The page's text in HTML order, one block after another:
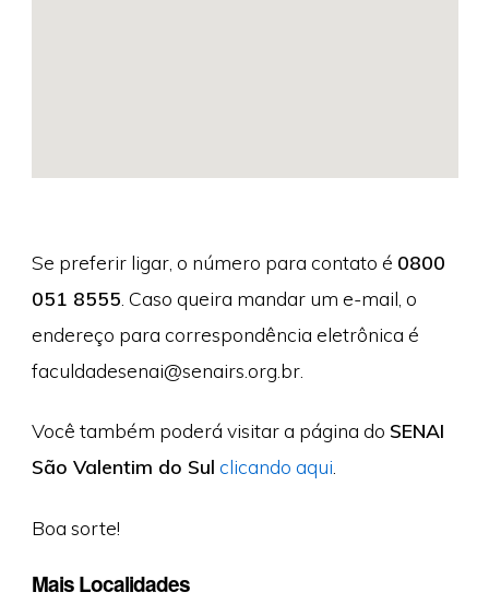
Se preferir ligar, o número para contato é 0800
051 8555 . Caso queira mandar um e-mail, o
endereço para correspondência eletrônica é
faculdadesenai@senairs.org.br.
Você também poderá visitar a página do SENAI
São Valentim do Sul clicando aqui
Boa sorte!
Mais Localidades